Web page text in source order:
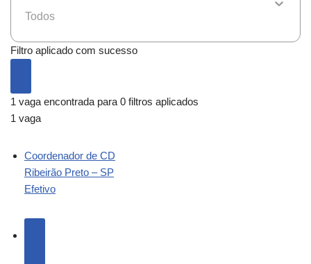
Todos
Filtro aplicado com sucesso
1 vaga encontrada para 0 filtros aplicados
1 vaga
Coordenador de CD
Ribeirão Preto – SP
Efetivo